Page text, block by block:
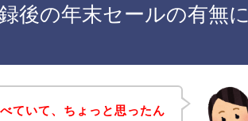
後の年末セールの有無に
ていて、ちょっと思ったん